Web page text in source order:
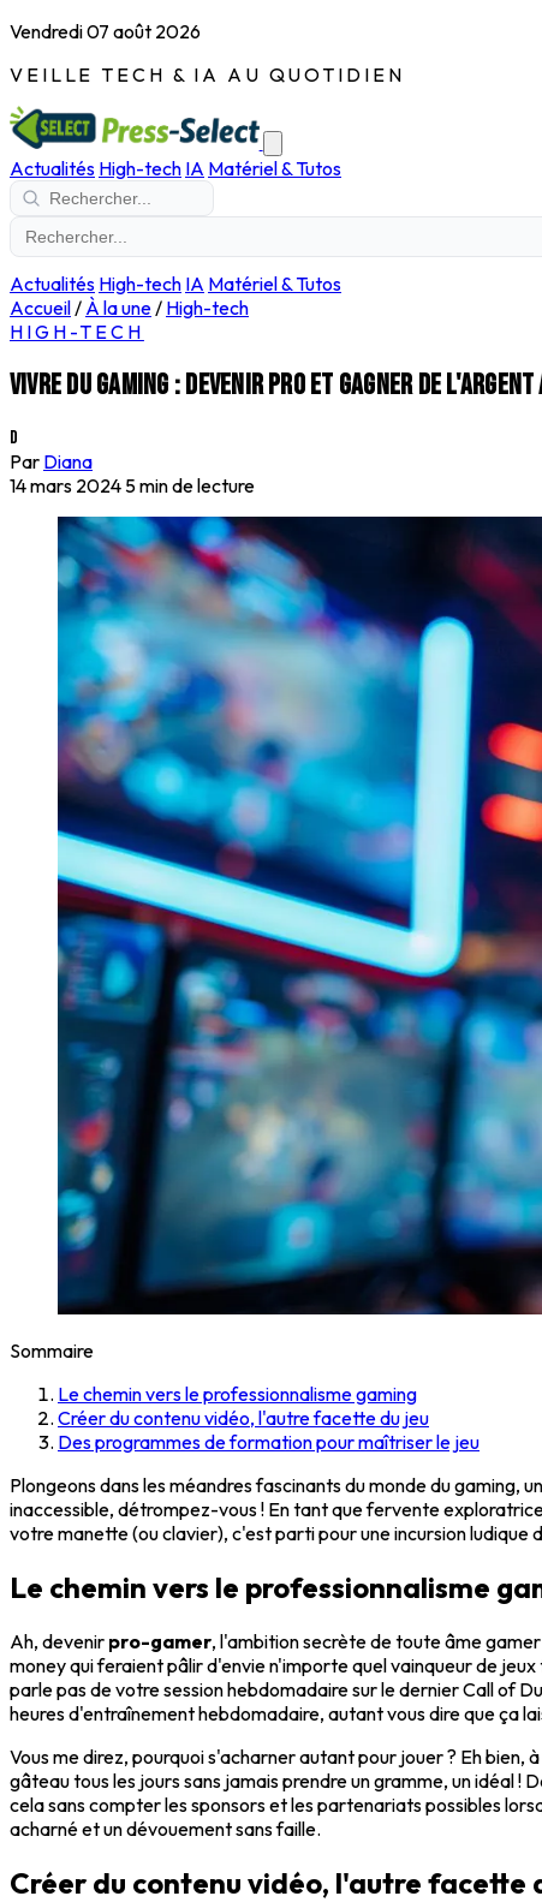
Vendredi 07 août 2026
VEILLE TECH & IA AU QUOTIDIEN
Actualités High-tech IA Matériel & Tutos
Actualités High-tech IA Matériel & Tutos
Accueil/ À la une/ High-tech
HIGH-TECH
Vivre du gaming : devenir pro et gagner de l'argent
D
Par Diana
14 mars 2024 5 min de lecture
Sommaire
Le chemin vers le professionnalisme gaming
Créer du contenu vidéo, l'autre facette du jeu
Des programmes de formation pour maîtriser le jeu
Plongeons dans les méandres fascinants du monde du
inaccessible, détrompez-vous ! En tant que fervente
votre manette (ou clavier), c'est parti pour une incursion ludique
Le chemin vers le professionnalisme
Ah, devenir pro-gamer, l'ambition secrète de toute âme
money qui feraient pâlir d'envie n'importe quel vainqueur de
parle pas de votre session hebdomadaire sur le dernier Call of
heures d'entraînement hebdomadaire, autant vous dire que ça
Vous me direz, pourquoi s'acharner autant pour jouer ? Eh bien,
gâteau tous les jours sans jamais prendre un gramme, un idéal !
cela sans compter les sponsors et les partenariats possibles
acharné et un dévouement sans faille.
Créer du contenu vidéo, l'autre facette